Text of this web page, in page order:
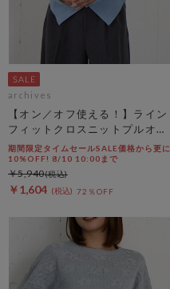
archives
【オン／オフ使える！】ライン
フィットクロスニットプルオー
バー
期間限定タイムセールSALE価格から更に
10%OFF! 8/10 10:00まで
￥1,604 72％OFF
￥5,940